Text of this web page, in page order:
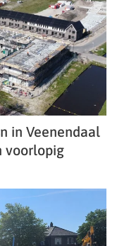
in Veenendaal
voorlopig